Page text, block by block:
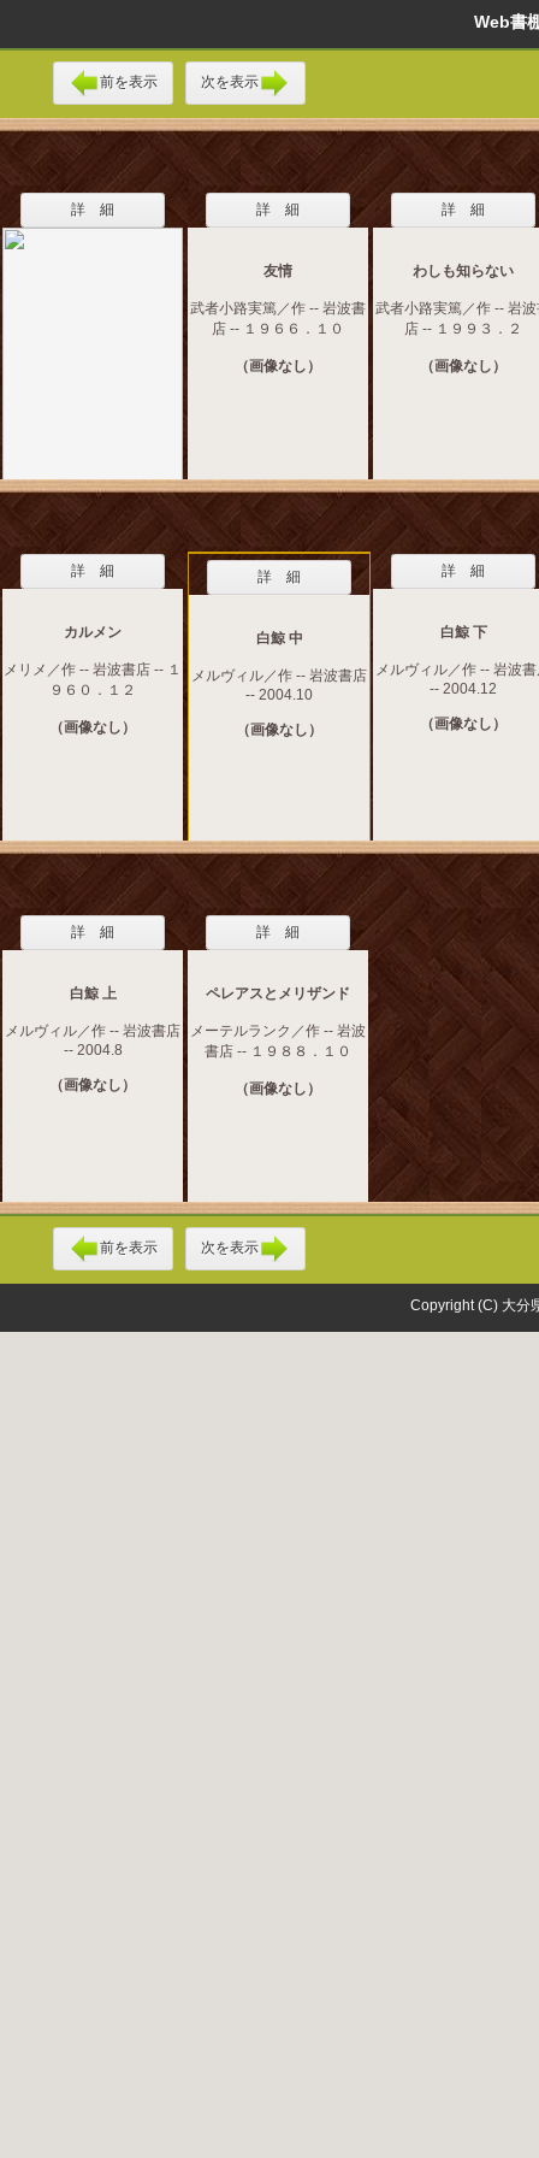
Web
前を表示 次を表示
詳 細 詳 細
友情
武者小路実篤／作 -- 岩波書
店 -- １９６６．１０
（画像なし）
詳 細
わしも知らない
武者小路実篤／作 -- 岩
店 -- １９９３．２
（画像なし）
詳 細
カルメン
メリメ／作 -- 岩波書店 -- １
９６０．１２
（画像なし）
詳 細
白鯨 中
メルヴィル／作 -- 岩波書店
-- 2004.10
（画像なし）
詳 細
白鯨 下
メルヴィル／作 -- 岩波
-- 2004.12
（画像なし）
詳 細
白鯨 上
メルヴィル／作 -- 岩波書店
-- 2004.8
（画像なし）
詳 細
ペレアスとメリザンド
メーテルランク／作 -- 岩波
書店 -- １９８８．１０
（画像なし）
前を表示 次を表示
Copyright (C) 大分